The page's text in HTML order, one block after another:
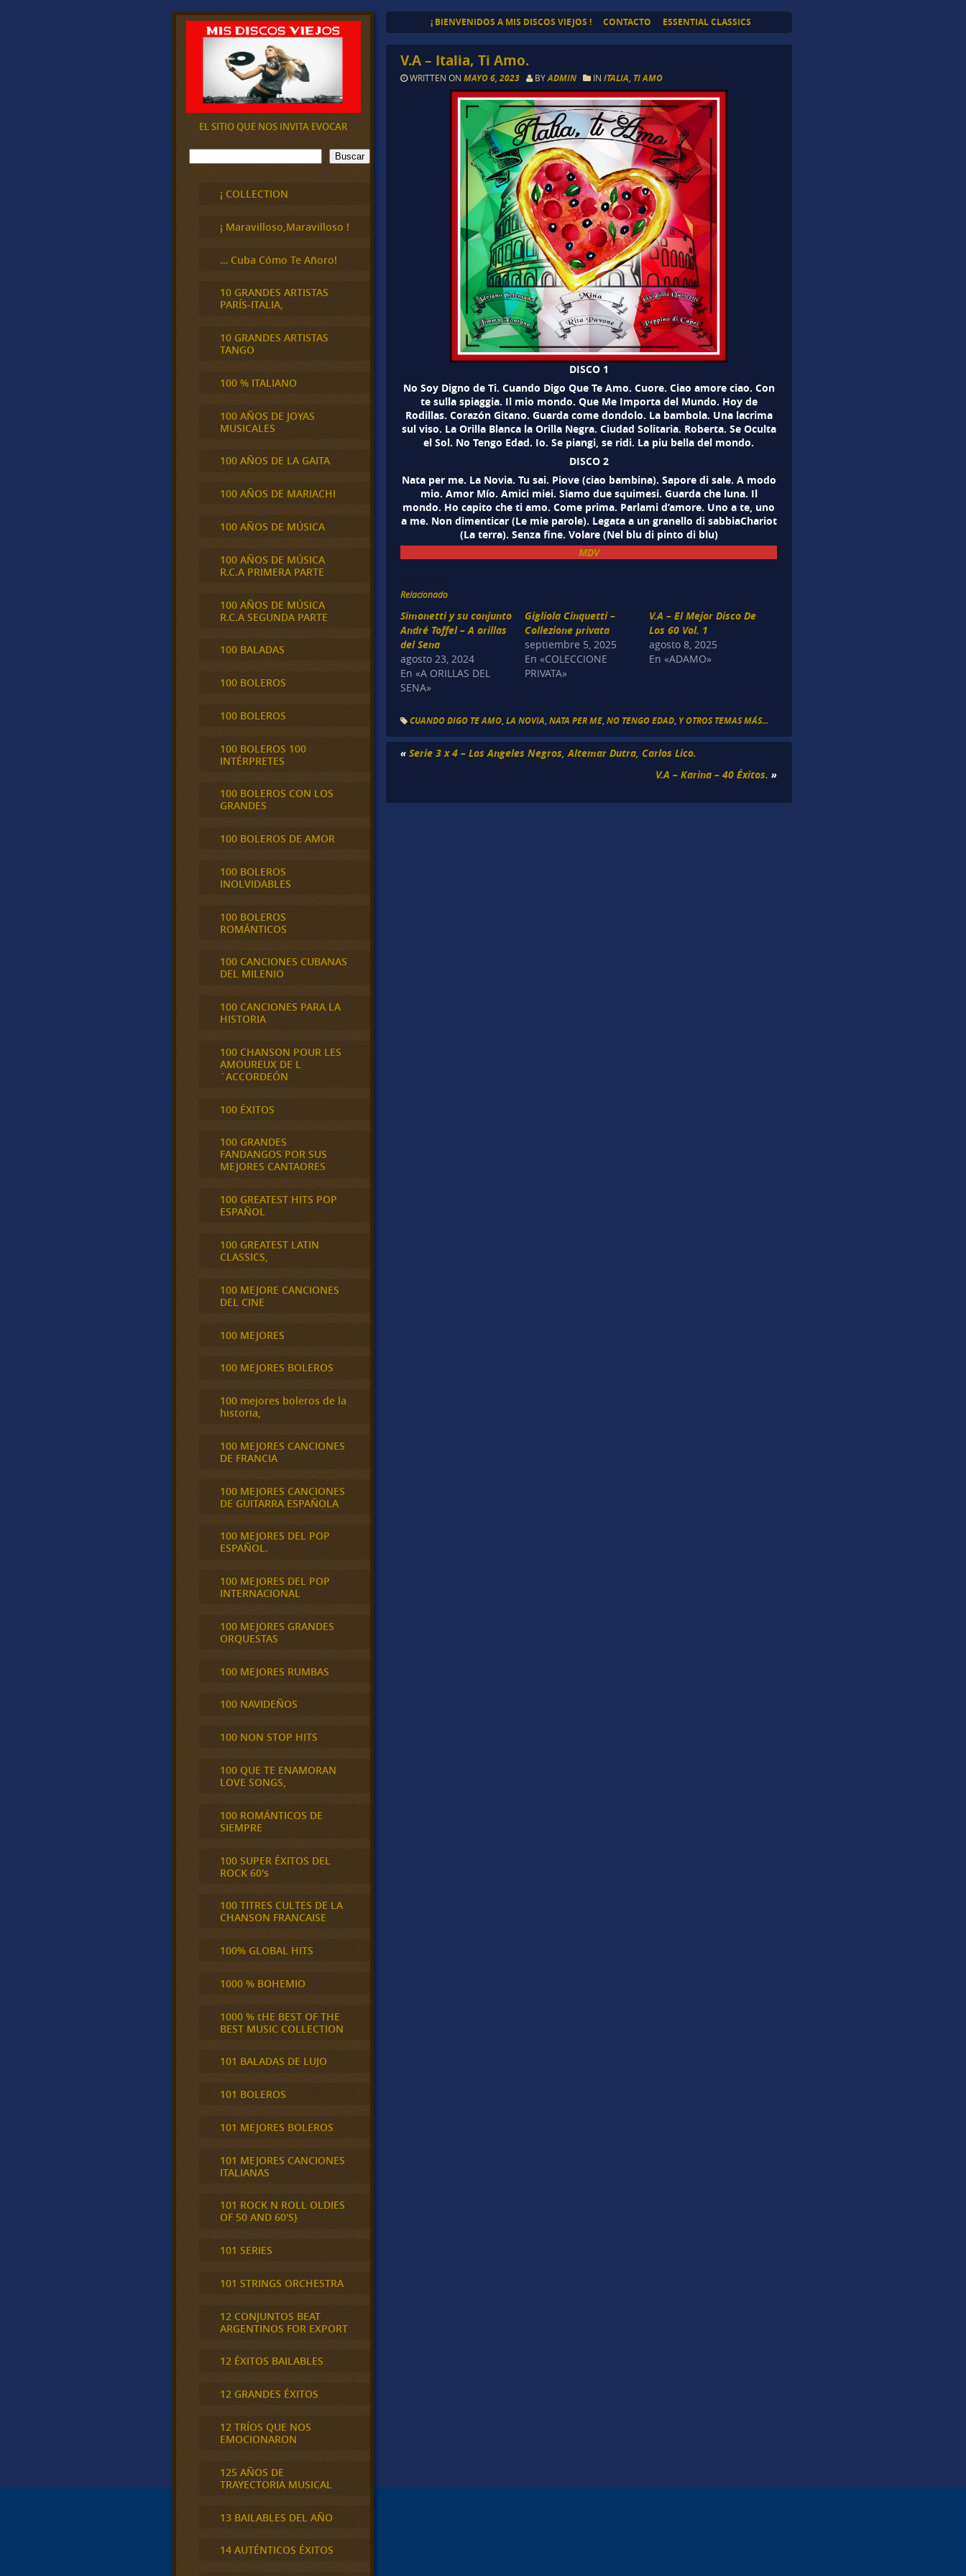
¡ BIENVENIDOS A MIS DISCOS VIEJOS ! CONTACTO ESSENTIAL CLASSICS
V.A – Italia, Ti Amo.
WRITTEN ONMAYO 6, 2023 BYADMIN INITALIA, TI AMO
DISCO 1
No Soy Digno de Ti. Cuando Digo Que Te Amo. Cuore. Ciao amore ciao. Con
te sulla spiaggia. Il mio mondo. Que Me Importa del Mundo. Hoy de
Rodillas. Corazón Gitano. Guarda come dondolo. La bambola. Una lacrima
sul viso. La Orilla Blanca la Orilla Negra. Ciudad Solitaria. Roberta. Se Oculta
el Sol. No Tengo Edad. Io. Se piangi, se ridi. La piu bella del mondo.
DISCO 2
Nata per me. La Novia. Tu sai. Piove (ciao bambina). Sapore di sale. A modo
mio. Amor Mío. Amici miei. Siamo due squimesi. Guarda che luna. Il
mondo. Ho capito che ti amo. Come prima. Parlami d’amore. Uno a te, uno
a me. Non dimenticar (Le mie parole). Legata a un granello di sabbiaChariot
(La terra). Senza fine. Volare (Nel blu di pinto di blu)
MDV
Relacionado
Simonetti y su conjunto
André Toffel – A orillas
del Sena
agosto 23, 2024
En «A ORILLAS DEL
SENA»
Gigliola Cinquetti –
Collezione privata
septiembre 5, 2025
En «COLECCIONE
PRIVATA»
V.A – El Mejor Disco De
Los 60 Vol. 1
agosto 8, 2025
En «ADAMO»
CUANDO DIGO TE AMO ,LA NOVIA ,NATA PER ME ,NO TENGO EDAD Y OTROS TEMAS MÁS...
«Serie 3 x 4 – Los Angeles Negros, Altemar Dutra, Carlos Lico.
V.A – Karina – 40 Éxitos. »
EL SITIO QUE NOS INVITA EVOCAR
B
u
Buscar
¡ COLLECTION
¡ Maravilloso,Maravilloso !
… Cuba Cómo Te Añoro!
10 GRANDES ARTISTAS
PARÍS-ITALIA,
10 GRANDES ARTISTAS
TANGO
100 % ITALIANO
100 AÑOS DE JOYAS
MUSICALES
100 AÑOS DE LA GAITA
100 AÑOS DE MARIACHI
100 AÑOS DE MÚSICA
100 AÑOS DE MÚSICA
R.C.A PRIMERA PARTE
100 AÑOS DE MÚSICA
R.C.A SEGUNDA PARTE
100 BALADAS
100 BOLEROS
100 BOLEROS
100 BOLEROS 100
INTÉRPRETES
100 BOLEROS CON LOS
GRANDES
100 BOLEROS DE AMOR
100 BOLEROS
INOLVIDABLES
100 BOLEROS
ROMÁNTICOS
100 CANCIONES CUBANAS
DEL MILENIO
100 CANCIONES PARA LA
HISTORIA
100 CHANSON POUR LES
AMOUREUX DE L
´ACCORDEÓN
100 ÉXITOS
100 GRANDES
FANDANGOS POR SUS
MEJORES CANTAORES
100 GREATEST HITS POP
ESPAÑOL
100 GREATEST LATIN
CLASSICS,
100 MEJORE CANCIONES
DEL CINE
100 MEJORES
100 MEJORES BOLEROS
100 mejores boleros de la
historia,
100 MEJORES CANCIONES
DE FRANCIA
100 MEJORES CANCIONES
DE GUITARRA ESPAÑOLA
100 MEJORES DEL POP
ESPAÑOL.
100 MEJORES DEL POP
INTERNACIONAL
100 MEJORES GRANDES
ORQUESTAS
100 MEJORES RUMBAS
100 NAVIDEÑOS
100 NON STOP HITS
100 QUE TE ENAMORAN
LOVE SONGS,
100 ROMÁNTICOS DE
SIEMPRE
100 SUPER ÉXITOS DEL
ROCK 60's
100 TITRES CULTES DE LA
CHANSON FRANCAISE
100% GLOBAL HITS
1000 % BOHEMIO
1000 % tHE BEST OF THE
BEST MUSIC COLLECTION
101 BALADAS DE LUJO
101 BOLEROS
101 MEJORES BOLEROS
101 MEJORES CANCIONES
ITALIANAS
101 ROCK N ROLL OLDIES
OF 50 AND 60'S}
101 SERIES
101 STRINGS ORCHESTRA
12 CONJUNTOS BEAT
ARGENTINOS FOR EXPORT
12 ÉXITOS BAILABLES
12 GRANDES ÉXITOS
12 TRÍOS QUE NOS
EMOCIONARON
125 AÑOS DE
TRAYECTORIA MUSICAL
13 BAILABLES DEL AÑO
14 AUTÉNTICOS ÉXITOS